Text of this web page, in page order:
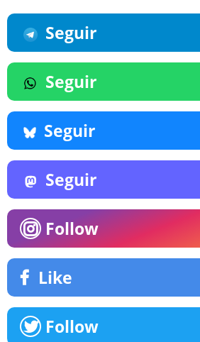
Seguir
Seguir
Seguir
Seguir
Follow
Like
Follow